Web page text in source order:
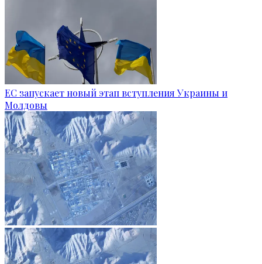
ЕС запускает новый этап вступления Украины и
Молдовы